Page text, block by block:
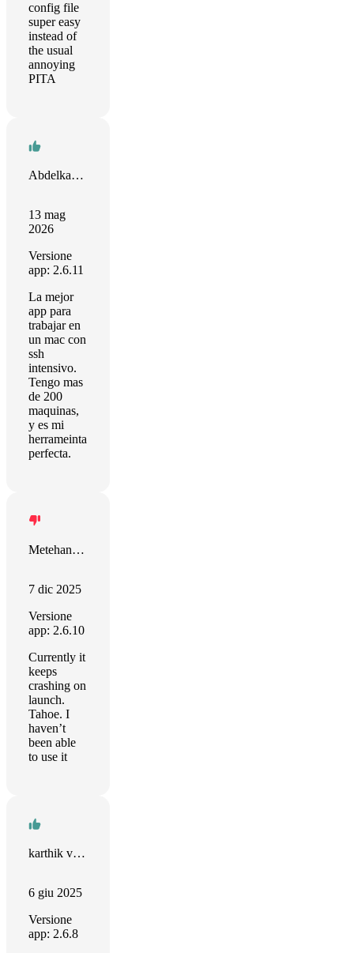
config file
super easy
instead of
the usual
annoying
PITA
Abdelkarim Mateos
13 mag
2026
Versione
app: 2.6.11
La mejor
app para
trabajar en
un mac con
ssh
intensivo.
Tengo mas
de 200
maquinas,
y es mi
herrameinta
perfecta.
Metehan Karabiber
7 dic 2025
Versione
app: 2.6.10
Currently it
keeps
crashing on
launch.
Tahoe. I
haven’t
been able
to use it
karthik varma
6 giu 2025
Versione
app: 2.6.8